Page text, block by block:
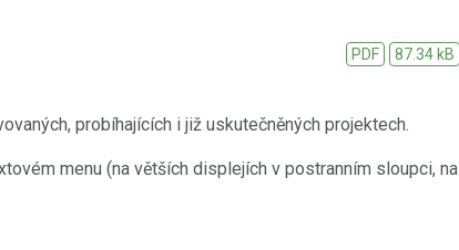
PDF 87.34 kB
probíhajících i již uskutečněných projektech.
menu (na větších displejích v postranním sloupci, na